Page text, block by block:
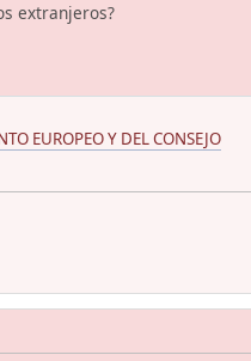
extranjeros?
EUROPEO Y DEL CONSEJO